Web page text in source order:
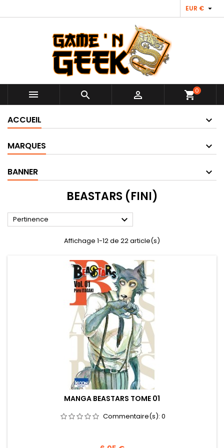
EUR € 
   shopping_cart0
ACCUEIL
MARQUES
BANNER
BEASTARS (FINI)
Pertinence 
Affichage 1-12 de 22 article(s)
MANGA BEASTARS TOME 01
Commentaire(s): 0